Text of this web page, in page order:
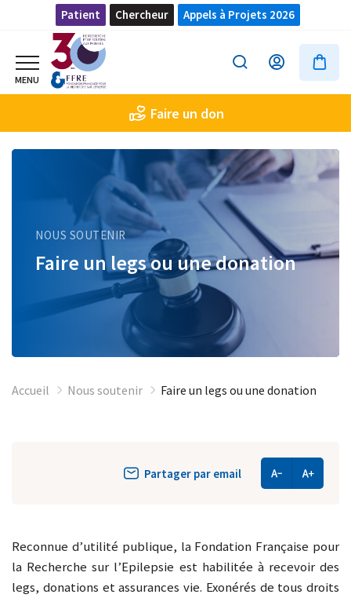
Patient Chercheur Appels à Projets 2026
Faire un don
NOUS SOUTENIR
Faire un legs ou une donation
Accueil Nous soutenir Faire un legs ou une donation
Partager par email
Reconnue d’utilité publique, la Fondation Française pour
la Recherche sur l’Epilepsie est habilitée à recevoir des
legs, donations et assurances vie. Exonérés de tous droits